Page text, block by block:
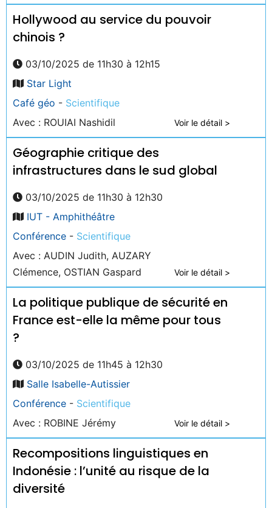
Hollywood au service du pouvoir
chinois ?
03/10/2025 de 11h30 à 12h15
Star Light
Café géo - Scientifique
Avec : ROUIAI Nashidil
Voir le détail >
Géographie critique des
infrastructures dans le sud global
03/10/2025 de 11h30 à 12h30
IUT - Amphithéâtre
Conférence - Scientifique
Avec : AUDIN Judith, AUZARY
Clémence, OSTIAN Gaspard
Voir le détail >
La politique publique de sécurité en
France est-elle la même pour tous
?
03/10/2025 de 11h45 à 12h30
Salle Isabelle-Autissier
Conférence - Scientifique
Avec : ROBINE Jérémy
Voir le détail >
Recompositions linguistiques en
Indonésie : l’unité au risque de la
diversité